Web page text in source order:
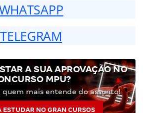
TELEGRAM
A SUA APROVAÇÃO NO
MPU?
quem mais entende do assunto!
ESTUDAR NO GRAN CURSOS